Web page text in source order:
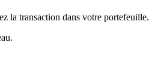
la transaction dans votre portefeuille.